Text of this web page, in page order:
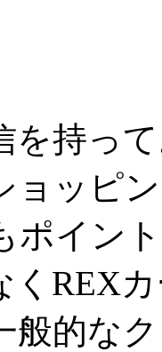
を持っ
ッピ
ポイン
くREX
般的な